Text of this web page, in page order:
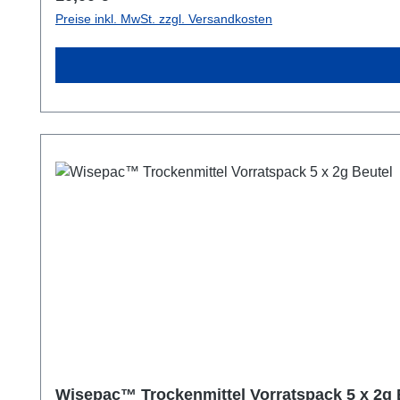
das lästige Beschlagen. Und gelocht werden können
Umluftherd. Trockenmittel im Aquapac: Das Trockenmittel-Sheet oder Einlegeplättchen zieht Feuchtigkeit an und verhindert die Kondenswasser-Bildung im Aquapac. Sie
erhalten einen Zip-Beutel mit 12 Plättchen und zwei
Klimaanlage oder Wasser) mitnehmen, kann die
Plättchen ist aus einem beschichteten Trockenmittel, das aus Fasern
wieder trocknen. Was eher unwirtschaftlich ist. Nicht in der Mikrowelle trocknen! Übrigens: "Do not eat" (Nicht
Preise inkl. MwSt. zzgl. Versandkosten
Wisepac™ Trockenmittel Vorratspack 5 x 2g